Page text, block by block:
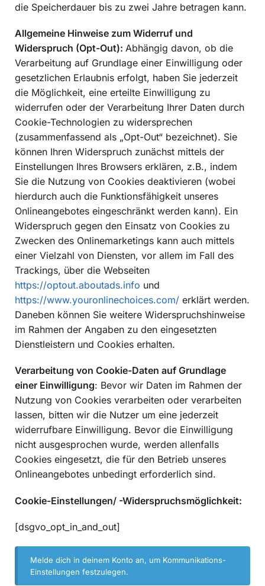
die Speicherdauer bis zu zwei Jahre betragen kann.
Allgemeine Hinweise zum Widerruf und
Widerspruch (Opt-Out): Abhängig davon, ob die
Verarbeitung auf Grundlage einer Einwilligung oder
gesetzlichen Erlaubnis erfolgt, haben Sie jederzeit
die Möglichkeit, eine erteilte Einwilligung zu
widerrufen oder der Verarbeitung Ihrer Daten durch
Cookie-Technologien zu widersprechen
(zusammenfassend als „Opt-Out“ bezeichnet). Sie
können Ihren Widerspruch zunächst mittels der
Einstellungen Ihres Browsers erklären, z.B., indem
Sie die Nutzung von Cookies deaktivieren (wobei
hierdurch auch die Funktionsfähigkeit unseres
Onlineangebotes eingeschränkt werden kann). Ein
Widerspruch gegen den Einsatz von Cookies zu
Zwecken des Onlinemarketings kann auch mittels
einer Vielzahl von Diensten, vor allem im Fall des
Trackings, über die Webseiten
https://optout.aboutads.info und
https://www.youronlinechoices.com/ erklärt werden.
Daneben können Sie weitere Widerspruchshinweise
im Rahmen der Angaben zu den eingesetzten
Dienstleistern und Cookies erhalten.
Verarbeitung von Cookie-Daten auf Grundlage
einer Einwilligung: Bevor wir Daten im Rahmen der
Nutzung von Cookies verarbeiten oder verarbeiten
lassen, bitten wir die Nutzer um eine jederzeit
widerrufbare Einwilligung. Bevor die Einwilligung
nicht ausgesprochen wurde, werden allenfalls
Cookies eingesetzt, die für den Betrieb unseres
Onlineangebotes unbedingt erforderlich sind.
Cookie-Einstellungen/ -Widerspruchsmöglichkeit:
[dsgvo_opt_in_and_out]
Melde dich in deinem Konto an, um Kommunikations-
Einstellungen festzulegen.